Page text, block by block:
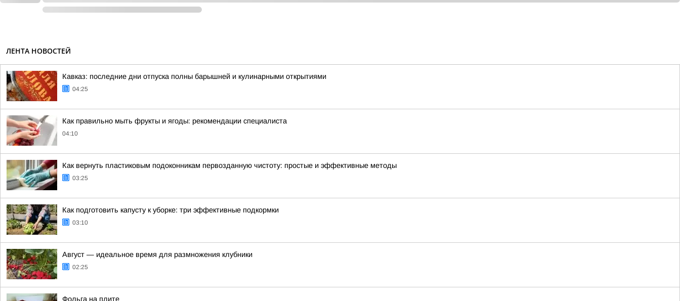
ЛЕНТА НОВОСТЕЙ
Кавказ: последние дни отпуска полны барышней и кулинарными открытиями
04:25
Как правильно мыть фрукты и ягоды: рекомендации специалиста
04:10
Как вернуть пластиковым подоконникам первозданную чистоту: простые и эффективные методы
03:25
Как подготовить капусту к уборке: три эффективные подкормки
03:10
Август — идеальное время для размножения клубники
02:25
Фольга на плите